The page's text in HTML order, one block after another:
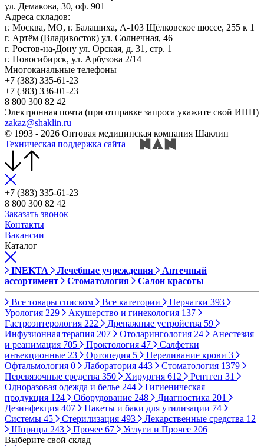
ул. Демакова, 30, оф. 901
Адреса складов:
г. Москва, МО, г. Балашиха, А-103 Щёлковское шоссе, 255 к 1
г. Артём (Владивосток) ул. Солнечная, 46
г. Ростов-на-Дону ул. Орская, д. 31, стр. 1
г. Новосибирск, ул. Арбузова 2/14
Многоканальные телефоны
+7 (383) 335-61-23
+7 (383) 336-01-23
8 800 300 82 42
Электронная почта (при отправке запроса укажите свой ИНН)
zakaz@shaklin.ru
© 1993 - 2026 Оптовая медицинская компания Шаклин
Техническая поддержка сайта —
+7 (383) 335-61-23
8 800 300 82 42
Заказать звонок
Контакты
Вакансии
Каталог
INEKTA Лечебные учреждения
Аптечный
ассортимент
Стоматология Салон красоты
Все товары списком Все категории Перчатки 393
Урология 229 Акушерство и гинекология 137
Гастроэнтерология 222 Дренажные устройства 59
Инфузионная терапия 207 Отоларингология 24
Анестезия
и реанимация 705 Проктология 47
Салфетки
инъекционные 23 Ортопедия 5 Переливание крови 3
Офтальмология 0 Лаборатория 443 Стоматология 1379
Перевязочные средства 350 Хирургия 612 Рентген 31
Одноразовая одежда и белье 244
Гигиеническая
продукция 124 Оборудование 248 Диагностика 201
Дезинфекция 407 Пакеты и баки для утилизации 74
Системы 45 Стерилизация 493 Лекарственные средства 12
Шприцы 243 Прочее 67 Услуги и Прочее 206
Выберите свой склад